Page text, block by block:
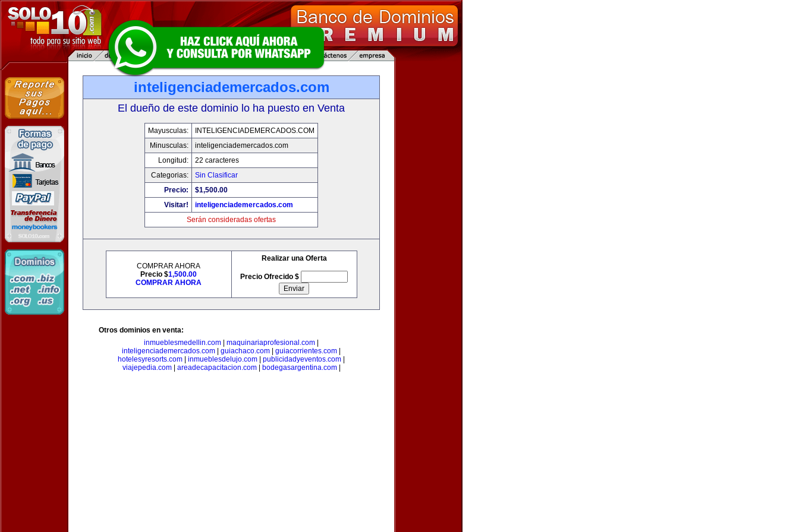
inteligenciademercados.com
El dueño de este dominio lo ha puesto en Venta
Mayusculas:
INTELIGENCIADEMERCADOS.COM
Minusculas:
inteligenciademercados.com
Longitud:
22 caracteres
Categorias:
Sin Clasificar
Precio:
$1,500.00
Visitar!
inteligenciademercados.com
Serán consideradas ofertas
COMPRAR AHORA
Precio $1,500.00
COMPRAR AHORA
Realizar una Oferta
Precio Ofrecido $
Otros dominios en venta:
inmueblesmedellin.com
maquinariaprofesional.com
inteligenciademercados.com
guiachaco.com guiacorrientes.com
hotelesyresorts.com
inmueblesdelujo.com publicidadyeventos.com
viajepedia.com| areadecapacitacion.com| bodegasargentina.com|